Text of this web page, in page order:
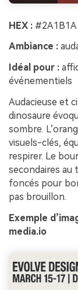
HEX :
Ambiance :
Idéal pour :
événementiels
Audacieuse et
dinosaure
sombre.
visuels-clés,
respirer. Le
secondaires au
foncés pour
pas brouillon.
Exemple
media.io